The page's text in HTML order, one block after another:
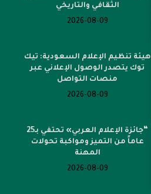
الثقافي والتاريخي
2026-08-09
هيئة تنظيم الإعلام السعودية: تيك
توك يتصدر الوصول الإعلاني عبر
منصات التواصل
2026-08-09
“جائزة الإعلام العربي» تحتفي بـ25
عاماً من التميز ومواكبة تحولات
المهنة
2026-08-09